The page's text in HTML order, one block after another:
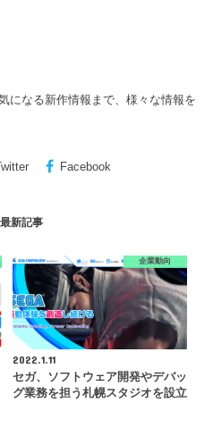
になる新作情報まで、様々な情報を
Facebook
新記事
企業動向
2022.1.11
セガ、ソフトウェア開発やデバッ
グ業務を担う札幌スタジオを設立